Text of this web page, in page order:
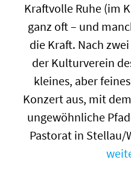
Kraftvolle Ruhe (im
ganz oft – und
die Kraft. Nach
der Kulturverein
kleines, aber
Konzert aus, mit
ungewöhnliche
Pastorat in Stellau/